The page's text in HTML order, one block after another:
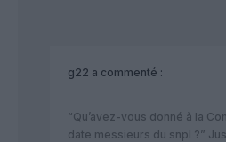
g22 a commenté :
“Qu’avez-vous donné à la
date messieurs du snpl ?”